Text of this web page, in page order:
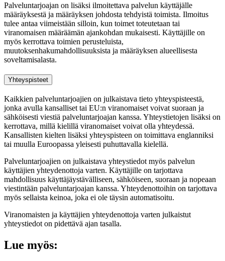
Palveluntarjoajan on lisäksi ilmoitettava palvelun käyttäjälle
määräyksestä ja määräyksen johdosta tehdyistä toimista. Ilmoitus
tulee antaa viimeistään silloin, kun toimet toteutetaan tai
viranomaisen määräämän ajankohdan mukaisesti. Käyttäjille on
myös kerrottava toimien perusteluista,
muutoksenhakumahdollisuuksista ja määräyksen alueellisesta
soveltamisalasta.
Yhteyspisteet
Kaikkien palveluntarjoajien on julkaistava tieto yhteyspisteestä,
jonka avulla kansalliset tai EU:n viranomaiset voivat suoraan ja
sähköisesti viestiä palveluntarjoajan kanssa. Yhteystietojen lisäksi on
kerrottava, millä kielillä viranomaiset voivat olla yhteydessä.
Kansallisten kielten lisäksi yhteyspisteen on toimittava englanniksi
tai muulla Euroopassa yleisesti puhuttavalla kielellä.
Palveluntarjoajien on julkaistava yhteystiedot myös palvelun
käyttäjien yhteydenottoja varten. Käyttäjille on tarjottava
mahdollisuus käyttäjäystävälliseen, sähköiseen, suoraan ja nopeaan
viestintään palveluntarjoajan kanssa. Yhteydenottoihin on tarjottava
myös sellaista keinoa, joka ei ole täysin automatisoitu.
Viranomaisten ja käyttäjien yhteydenottoja varten julkaistut
yhteystiedot on pidettävä ajan tasalla.
Lue myös: